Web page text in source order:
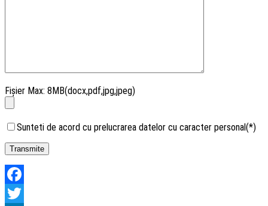
Fișier Max: 8MB(docx,pdf,jpg,jpeg)
Sunteti de acord cu prelucrarea datelor cu caracter personal(*)
Facebook